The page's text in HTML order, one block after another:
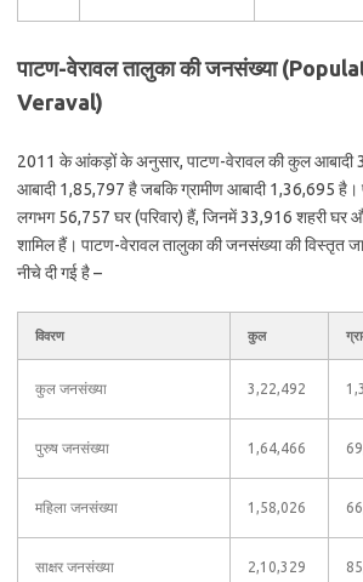
पाटण-वेरावल तालुका की जनसंख्या
Veraval)
2011 के आंकड़ों के अनुसार, पाटण-वेरावल की कुल आबादी
आबादी 1,85,797 है जबकि ग्रामीण आबादी 1,36,695 है।
लगभग 56,757 घर (परिवार) हैं, जिनमें 33,916 शहरी घर
शामिल हैं। पाटण-वेरावल तालुका की जनसंख्या की विस्तृत
नीचे दी गई है –
विवरण कुल
कुल जनसंख्या 3,22,492
पुरुष जनसंख्या 1,64,466
महिला जनसंख्या 1,58,026
साक्षर जनसंख्या 2,10,329